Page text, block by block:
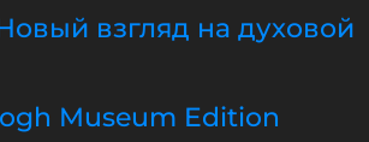
взгляд на духовой
Museum Edition